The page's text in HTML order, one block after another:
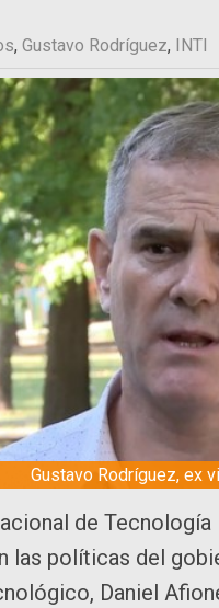
, Gustavo Rodríguez, INTI
Gustavo Rodríguez, ex
de
las políticas del
Daniel